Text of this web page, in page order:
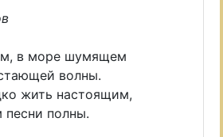
в море шумящем
волны.
жить настоящим,
песни полны.